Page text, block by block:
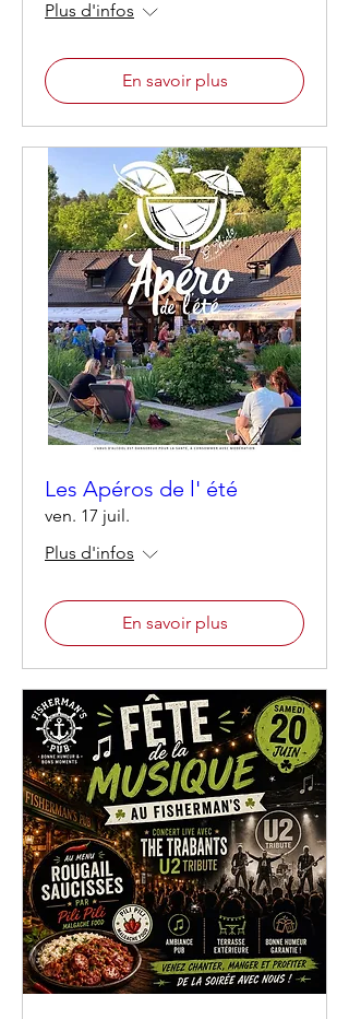
Plus d'infos
En savoir plus
Les Apéros de l' été
ven. 17 juil.
Plus d'infos
En savoir plus